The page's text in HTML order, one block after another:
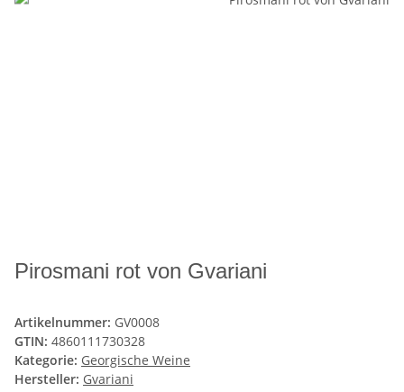
Pirosmani rot von Gvariani
Artikelnummer: GV0008
GTIN: 4860111730328
Kategorie: Georgische Weine
Hersteller: Gvariani